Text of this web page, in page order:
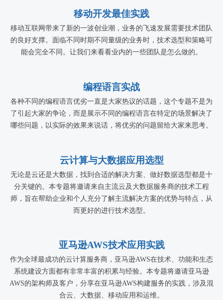
移动开发最佳实践
移动互联网带来了新的一波创业潮，业务的飞速发展需要技术团队
的良好支撑。面临不同时期不同量级的业务时，技术选型和策略可
能会完全不同。让我们来看看业内的一些团队是怎么做的。
编程语言实战
各种不同的编程语言优劣一直是大家热议的话题，这个专题不是为
了引起大家的争论，而是展示不同的编程语言在特定的场景解决了
哪些问题，以实际的效果来说话，将优劣的问题留给大家来思考。
云计算与大数据应用选型
无论是云还是大数据，找到合适的解决方案、做好数据选型都是十
分关键的。本专题将邀请来自主流云及大数据服务商的技术工程
师，旨在帮助企业和个人充分了解主流解决方案的优势与特点，从
而更好的进行技术选型。
亚马逊AWS技术应用实践
作为全球最成功的云计算服务商，亚马逊AWS在技术、功能和生态
系统建设方面都有非常丰富的积累与经验。本专题将邀请亚马逊
AWS的架构师及客户，分享在亚马逊AWS构建服务的实践，涉及混
合云、大数据、移动应用和运维。